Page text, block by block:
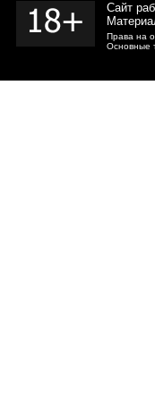
Сайт
Права на
Основные